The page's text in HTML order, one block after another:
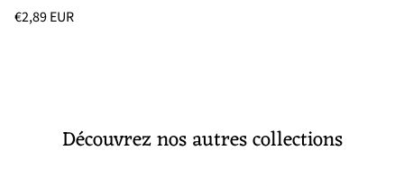
Prix
€2,89 EUR
Découvrez nos autres collections